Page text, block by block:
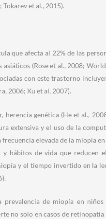
et al., 2015).
que afecta al 22% de las
asiáticos (Rose et al., 2008;
con este trastorno
2006; Xu et al, 2007).
genética (He et al.,
extensiva y el uso de la
elevada de la miopía
y hábitos de vida que reducen
y el tiempo invertido en la
de miopía en
no solo en casos de